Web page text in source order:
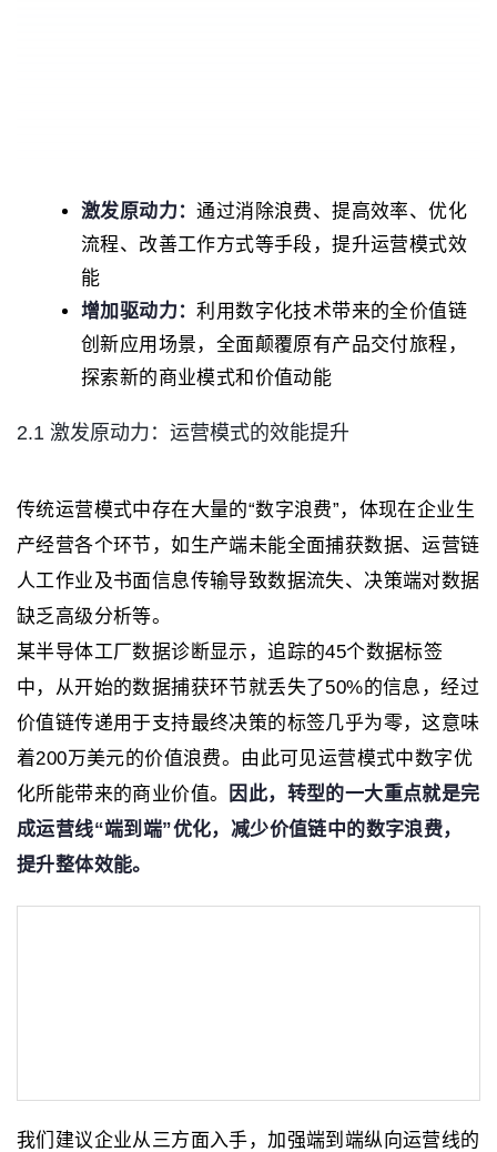
激发原动力：通过消除浪费、提高效率、优化
流程、改善工作方式等手段，提升运营模式效
能
增加驱动力：利用数字化技术带来的全价值链
创新应用场景，全面颠覆原有产品交付旅程，
探索新的商业模式和价值动能
2.1 激发原动力：运营模式的效能提升
传统运营模式中存在大量的“数字浪费”，体现在企业生
产经营各个环节，如生产端未能全面捕获数据、运营链
人工作业及书面信息传输导致数据流失、决策端对数据
缺乏高级分析等。
某半导体工厂数据诊断显示，追踪的45个数据标签
中，从开始的数据捕获环节就丢失了50%的信息，经过
价值链传递用于支持最终决策的标签几乎为零，这意味
着200万美元的价值浪费。由此可见运营模式中数字优
化所能带来的商业价值。
因此，转型的一大重点就是完
成运营线“端到端”优化，减少价值链中的数字浪费，
提升整体效能。
我们建议企业从三方面入手，加强端到端纵向运营线的